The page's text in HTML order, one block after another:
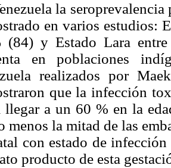
la
en varios estudios:
(84) y Estado Lara
en poblaciones
realizados por
que la infección
llegar a un 60 % en la
menos la mitad de las
con estado de
producto de esta